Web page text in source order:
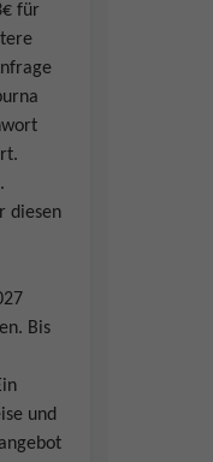
für
diesen
Bis
und